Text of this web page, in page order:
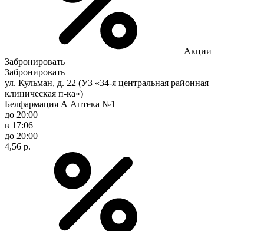
Акции
Забронировать
Забронировать
ул. Кульман, д. 22 (УЗ «34-я центральная районная
клиническая п-ка»)
Белфармация А Аптека №1
до 20:00
в 17:06
до 20:00
4,56 р.